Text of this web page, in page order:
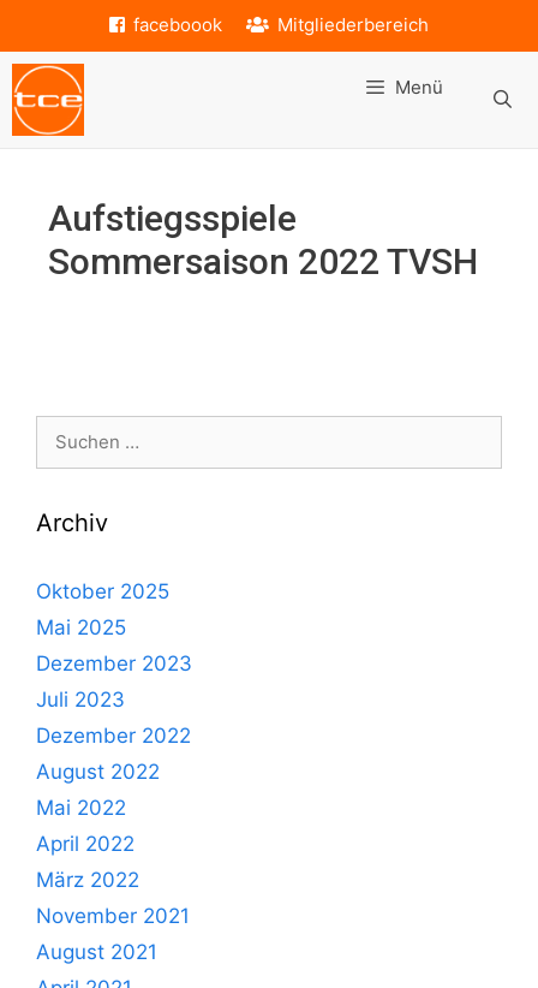
springen
faceboook Mitgliederbereich
Menü
Aufstiegsspiele
Sommersaison 2022 TVSH
Suche
Archiv
Oktober 2025
Mai 2025
Dezember 2023
Juli 2023
Dezember 2022
August 2022
Mai 2022
April 2022
März 2022
November 2021
August 2021